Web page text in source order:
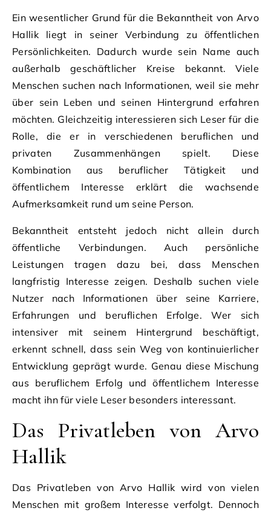
Ein wesentlicher Grund für die Bekanntheit von Arvo
Hallik liegt in seiner Verbindung zu öffentlichen
Persönlichkeiten. Dadurch wurde sein Name auch
außerhalb geschäftlicher Kreise bekannt. Viele
Menschen suchen nach Informationen, weil sie mehr
über sein Leben und seinen Hintergrund erfahren
möchten. Gleichzeitig interessieren sich Leser für die
Rolle, die er in verschiedenen beruflichen und
privaten Zusammenhängen spielt. Diese
Kombination aus beruflicher Tätigkeit und
öffentlichem Interesse erklärt die wachsende
Aufmerksamkeit rund um seine Person.
Bekanntheit entsteht jedoch nicht allein durch
öffentliche Verbindungen. Auch persönliche
Leistungen tragen dazu bei, dass Menschen
langfristig Interesse zeigen. Deshalb suchen viele
Nutzer nach Informationen über seine Karriere,
Erfahrungen und beruflichen Erfolge. Wer sich
intensiver mit seinem Hintergrund beschäftigt,
erkennt schnell, dass sein Weg von kontinuierlicher
Entwicklung geprägt wurde. Genau diese Mischung
aus beruflichem Erfolg und öffentlichem Interesse
macht ihn für viele Leser besonders interessant.
Das Privatleben von Arvo
Hallik
Das Privatleben von Arvo Hallik wird von vielen
Menschen mit großem Interesse verfolgt. Dennoch